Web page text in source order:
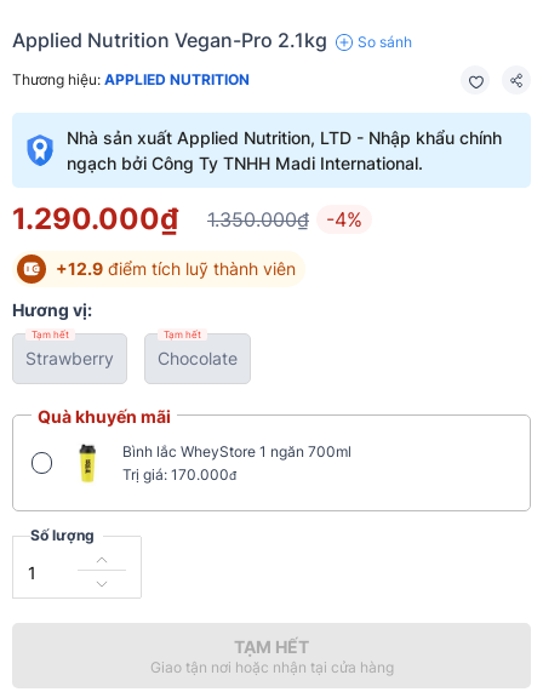
Applied Nutrition Vegan-Pro 2.1kg So sánh
Thương hiệu: APPLIED NUTRITION
Nhà sản xuất Applied Nutrition, LTD - Nhập khẩu chính
ngạch bởi Công Ty TNHH Madi International.
1.290.000₫ 1.350.000₫ -4%
+12.9 điểm tích luỹ thành viên
Hương vị:
Tạm hết
Strawberry
Tạm hết
Chocolate
Quà khuyến mãi
Bình lắc WheyStore 1 ngăn 700ml
Trị giá: 170.000đ
Số lượng
TẠM HẾT
Giao tận nơi hoặc nhận tại cửa hàng